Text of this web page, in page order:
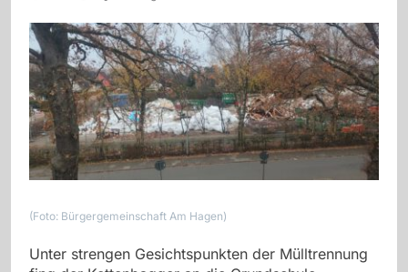
(Foto: Bürgergemeinschaft Am Hagen)
Unter strengen Gesichtspunkten der Mülltrennung